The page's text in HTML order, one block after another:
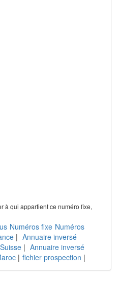
à qui appartient ce numéro fixe,
Numéros fixe Numéros
| Annuaire inversé
| Annuaire inversé
| fichier prospection |